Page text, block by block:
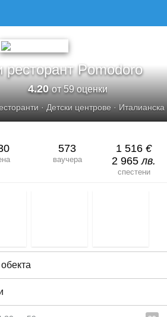
ресторант Pomodoro
4.20от 59 оценки
· Детски центрове · Италианска
573
ваучера
1 516 €
2 965лв.
спестени